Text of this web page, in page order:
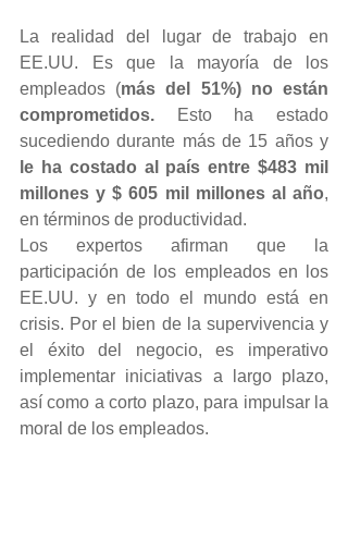
La realidad del lugar de trabajo en
EE.UU. Es que la mayoría de los
empleados (más del 51%) no están
comprometidos. Esto ha estado
le ha costado al país entre $483 mil
millones y $ 605 mil millones al año,
en términos de productividad.
Los expertos afirman que la
participación de los empleados en los
EE.UU. y en todo el mundo está en
crisis. Por el bien de la supervivencia y
el éxito del negocio, es imperativo
implementar iniciativas a largo plazo,
así como a corto plazo, para impulsar la
moral de los empleados.